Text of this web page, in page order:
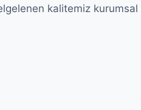
kalitemiz kurumsal